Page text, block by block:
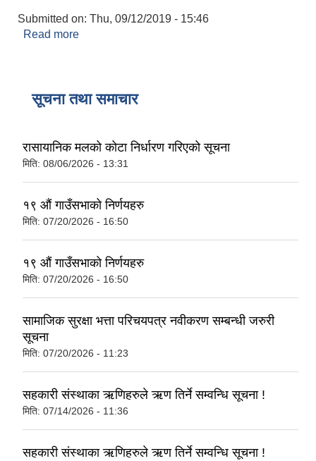
Submitted on: Thu, 09/12/2019 - 15:46
Read more
सूचना तथा समाचार
रासायानिक मलको कोटा निर्धारण गरिएको सूचना
मिति: 08/06/2026 - 13:31
१९ औं गाउँसभाको निर्णयहरु
मिति: 07/20/2026 - 16:50
१९ औं गाउँसभाको निर्णयहरु
मिति: 07/20/2026 - 16:50
सामाजिक सुरक्षा भत्ता परिचयपत्र नवीकरण सम्बन्धी जरुरी
सूचना
मिति: 07/20/2026 - 11:23
सहकारी संस्थाका ऋणिहरुले ऋण तिर्ने सम्वन्धि सूचना !
मिति: 07/14/2026 - 11:36
सहकारी संस्थाका ऋणिहरुले ऋण तिर्ने सम्वन्धि सूचना !